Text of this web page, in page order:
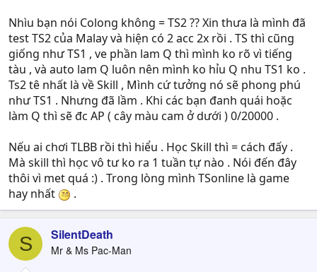
Nhìu bạn nói Colong không = TS2 ?? Xin thưa là mình đã
test TS2 của Malay và hiện có 2 acc 2x rồi . TS thì cũng
giống như TS1 , ve phần lam Q thì mình ko rõ vì tiếng
tàu , và auto lam Q luôn nên mình ko hỉu Q nhu TS1 ko .
Ts2 tê nhất là về Skill , Mình cứ tưởng nó sẽ phong phú
như TS1 . Nhưng đã lầm . Khi các bạn đanh quái hoặc
làm Q thì sẽ đc AP ( cây màu cam ở dưới ) 0/20000 .
Nếu ai chơi TLBB rồi thì hiểu . Học Skill thì = cách đấy .
Mà skill thì học vô tư ko ra 1 tuần tự nào . Nói đến đây
thôi vì met quá :) . Trong lòng mình TSonline là game
hay nhất
.
S SilentDeath
Mr & Ms Pac-Man